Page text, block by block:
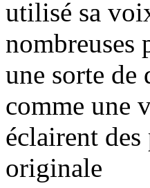
utilisé sa
une sorte
comme une
éclairent des
originale